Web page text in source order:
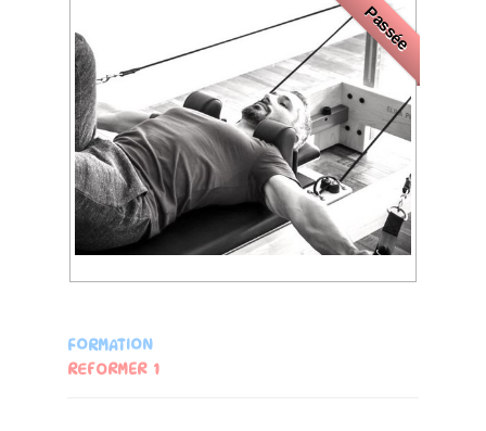
Passée
FORMATION
REFORMER 1